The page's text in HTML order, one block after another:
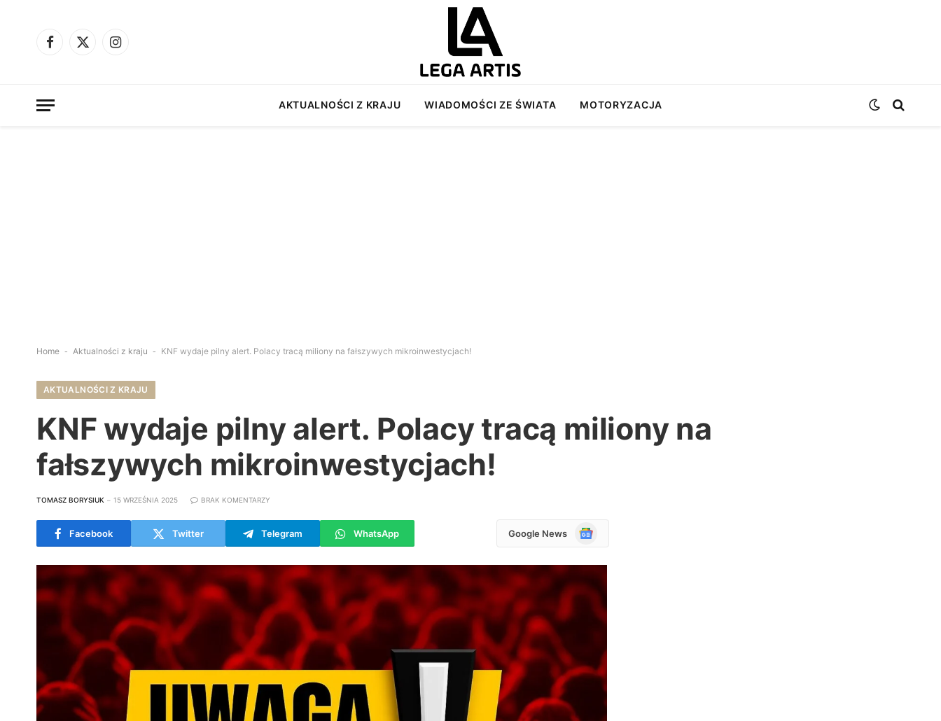
Facebook
X
Instagram
AKTUALNOŚCI Z KRAJU WIADOMOŚCI ZE ŚWIATA MOTORYZACJA
Home - Aktualności z kraju - KNF wydaje pilny alert. Polacy tracą miliony na fałszywych mikroinwestycjach!
AKTUALNOŚCI Z KRAJU
KNF wydaje pilny alert. Polacy tracą miliony na
fałszywych mikroinwestycjach!
TOMASZ BORYSIUK 15 WRZEŚNIA 2025 BRAK KOMENTARZY
Facebook Twitter Telegram WhatsApp Google News
Google